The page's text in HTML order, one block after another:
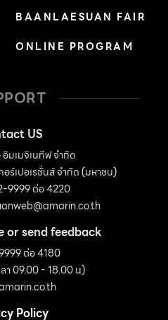
วชาญด้านพลังงานทางเลือก
กันคุณภาพสูงสุด […]
BAANLAESUAN FAIR
ONLINE PROGRAM
US
อิมเมจิเนทีฟ จำกัด
ร์เปอเรชั่นส์ จำกัด (มหาชน)
9999 ต่อ 4220
or send feedback
ต่อ 4180
า 09.00 - 18.00 น)
Policy